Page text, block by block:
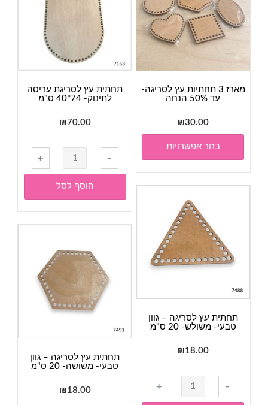
מארז 3 תחתיות עץ לסריגה-
עד 50% הנחה
₪30.00
בחר אפשרויות
למוצר
לבחור
תחתית עץ לסריגת עריסה
לתינוק- 74*40 ס"מ
₪70.00
-
תחתית
לסריגת
עריסה
לתינוק-
74*40
ס"מ
+
הוסף לסל
תחתית עץ לסריגה – גוון
טבעי- משולש- 20 ס"מ
₪18.00
-
כמות
של
+
תחתית עץ לסריגה – גוון
טבעי- משושה- 20 ס"מ
₪18.00